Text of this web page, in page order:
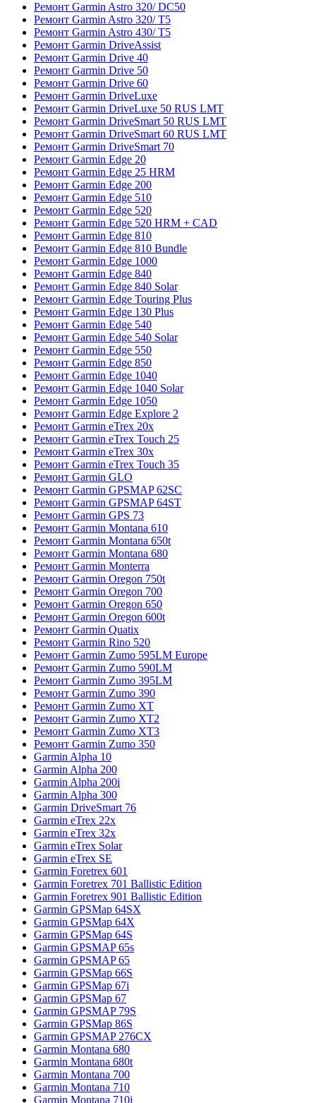
Ремонт Garmin Astro 320/ DC50
Ремонт Garmin Astro 320/ T5
Ремонт Garmin Astro 430/ T5
Ремонт Garmin DriveAssist
Ремонт Garmin Drive 40
Ремонт Garmin Drive 50
Ремонт Garmin Drive 60
Ремонт Garmin DriveLuxe
Ремонт Garmin DriveLuxe 50 RUS LMT
Ремонт Garmin DriveSmart 50 RUS LMT
Ремонт Garmin DriveSmart 60 RUS LMT
Ремонт Garmin DriveSmart 70
Ремонт Garmin Edge 20
Ремонт Garmin Edge 25 HRM
Ремонт Garmin Edge 200
Ремонт Garmin Edge 510
Ремонт Garmin Edge 520
Ремонт Garmin Edge 520 HRM + CAD
Ремонт Garmin Edge 810
Ремонт Garmin Edge 810 Bundle
Ремонт Garmin Edge 1000
Ремонт Garmin Edge 840
Ремонт Garmin Edge 840 Solar
Ремонт Garmin Edge Touring Plus
Ремонт Garmin Edge 130 Plus
Ремонт Garmin Edge 540
Ремонт Garmin Edge 540 Solar
Ремонт Garmin Edge 550
Ремонт Garmin Edge 850
Ремонт Garmin Edge 1040
Ремонт Garmin Edge 1040 Solar
Ремонт Garmin Edge 1050
Ремонт Garmin Edge Explore 2
Ремонт Garmin eTrex 20x
Ремонт Garmin eTrex Touch 25
Ремонт Garmin eTrex 30x
Ремонт Garmin eTrex Touch 35
Ремонт Garmin GLO
Ремонт Garmin GPSMAP 62SC
Ремонт Garmin GPSMAP 64ST
Ремонт Garmin GPS 73
Ремонт Garmin Montana 610
Ремонт Garmin Montana 650t
Ремонт Garmin Montana 680
Ремонт Garmin Monterra
Ремонт Garmin Oregon 750t
Ремонт Garmin Oregon 700
Ремонт Garmin Oregon 650
Ремонт Garmin Oregon 600t
Ремонт Garmin Quatix
Ремонт Garmin Rino 520
Ремонт Garmin Zumo 595LM Europe
Ремонт Garmin Zumo 590LM
Ремонт Garmin Zumo 395LM
Ремонт Garmin Zumo 390
Ремонт Garmin Zumo XT
Ремонт Garmin Zumo XT2
Ремонт Garmin Zumo XT3
Ремонт Garmin Zumo 350
Garmin Alpha 10
Garmin Alpha 200
Garmin Alpha 200i
Garmin Alpha 300
Garmin DriveSmart 76
Garmin eTrex 22x
Garmin eTrex 32x
Garmin eTrex Solar
Garmin eTrex SE
Garmin Foretrex 601
Garmin Foretrex 701 Ballistic Edition
Garmin Foretrex 901 Ballistic Edition
Garmin GPSMap 64SX
Garmin GPSMap 64X
Garmin GPSMap 64S
Garmin GPSMAP 65s
Garmin GPSMAP 65
Garmin GPSMap 66S
Garmin GPSMap 67i
Garmin GPSMap 67
Garmin GPSMAP 79S
Garmin GPSMap 86S
Garmin GPSMAP 276CX
Garmin Montana 680
Garmin Montana 680t
Garmin Montana 700
Garmin Montana 710
Garmin Montana 710i